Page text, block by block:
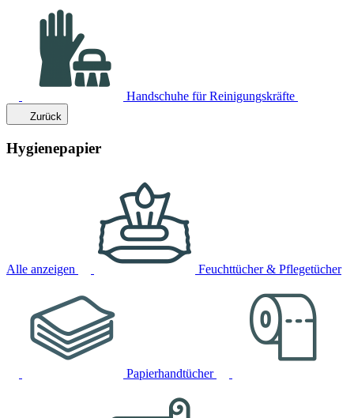
Handschuhe für Reinigungskräfte
Zurück
Hygienepapier
Alle anzeigen Feuchttücher & Pflegetücher
Papierhandtücher